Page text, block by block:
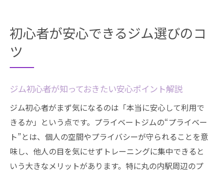
初心者に最適なジムはどんな環境が必要か
プライベートとは何か徹底解説
プライベートの意味とジムでの使われ方解
プライバシーとプライベートの違いを知ろ
う
プライベートジムの特徴と一般的なジムの
違い
初心者が安心できるジム選びのコ
ツ
ジム初心者が知っておきたい安心ポイント解説
ジム初心者がまず気になるのは「本当に安心して利用で
きるか」という点です。プライベートジムの“プライベー
ト”とは、個人の空間やプライバシーが守られることを意
味し、他人の目を気にせずトレーニングに集中できると
いう大きなメリットがあります。特に丸の内駅周辺のプ